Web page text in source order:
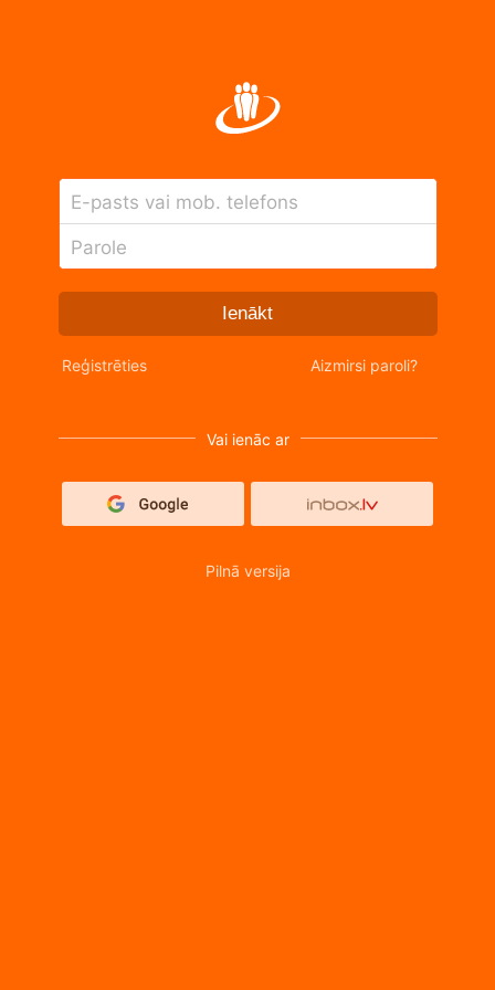
E-pasts vai mob. telefons
Parole
Ienākt
Reģistrēties Aizmirsi paroli?
Vai ienāc ar
Pilnā versija